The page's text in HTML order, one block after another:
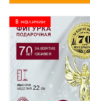
В наличии